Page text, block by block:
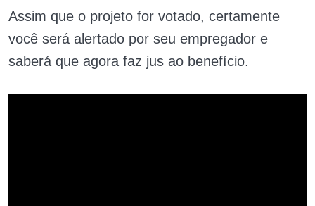
Assim que o projeto for votado, certamente
você será alertado por seu empregador e
saberá que agora faz jus ao benefício.